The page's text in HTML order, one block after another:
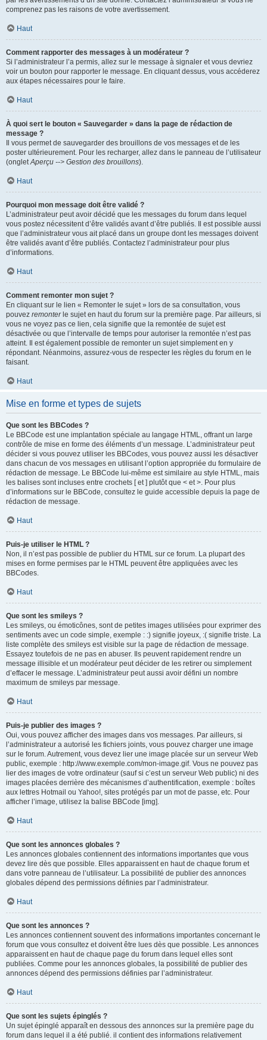
comprenez pas les raisons de votre avertissement.
Haut
Comment rapporter des messages à un modérateur ?
Si l’administrateur l’a permis, allez sur le message à signaler et vous devriez
voir un bouton pour rapporter le message. En cliquant dessus, vous accéderez
aux étapes nécessaires pour le faire.
Haut
À quoi sert le bouton « Sauvegarder » dans la page de rédaction de
message ?
Il vous permet de sauvegarder des brouillons de vos messages et de les
poster ultérieurement. Pour les recharger, allez dans le panneau de l’utilisateur
(ongletAperçu --> Gestion des brouillons).
Haut
Pourquoi mon message doit être validé ?
L’administrateur peut avoir décidé que les messages du forum dans lequel
vous postez nécessitent d’être validés avant d’être publiés. Il est possible aussi
que l’administrateur vous ait placé dans un groupe dont les messages doivent
être validés avant d’être publiés. Contactez l’administrateur pour plus
d’informations.
Haut
Comment remonter mon sujet ?
En cliquant sur le lien « Remonter le sujet » lors de sa consultation, vous
pouvez remonterle sujet en haut du forum sur la première page. Par ailleurs, si
vous ne voyez pas ce lien, cela signifie que la remontée de sujet est
désactivée ou que l’intervalle de temps pour autoriser la remontée n’est pas
atteint. Il est également possible de remonter un sujet simplement en y
répondant. Néanmoins, assurez-vous de respecter les règles du forum en le
faisant.
Haut
Mise en forme et types de sujets
Que sont les BBCodes ?
Le BBCode est une implantation spéciale au langage HTML, offrant un large
contrôle de mise en forme des éléments d’un message. L’administrateur peut
décider si vous pouvez utiliser les BBCodes, vous pouvez aussi les désactiver
dans chacun de vos messages en utilisant l’option appropriée du formulaire de
rédaction de message. Le BBCode lui-même est similaire au style HTML, mais
les balises sont incluses entre crochets [ et ] plutôt que < et >. Pour plus
d’informations sur le BBCode, consultez le guide accessible depuis la page de
rédaction de message.
Haut
Puis-je utiliser le HTML ?
Non, il n’est pas possible de publier du HTML sur ce forum. La plupart des
mises en forme permises par le HTML peuvent être appliquées avec les
BBCodes.
Haut
Que sont les smileys ?
Les smileys, ou émoticônes, sont de petites images utilisées pour exprimer des
sentiments avec un code simple, exemple : :) signifie joyeux, :( signifie triste. La
liste complète des smileys est visible sur la page de rédaction de message.
Essayez toutefois de ne pas en abuser. Ils peuvent rapidement rendre un
message illisible et un modérateur peut décider de les retirer ou simplement
d’effacer le message. L’administrateur peut aussi avoir défini un nombre
maximum de smileys par message.
Haut
Puis-je publier des images ?
Oui, vous pouvez afficher des images dans vos messages. Par ailleurs, si
l’administrateur a autorisé les fichiers joints, vous pouvez charger une image
sur le forum. Autrement, vous devez lier une image placée sur un serveur Web
public, exemple : http://www.exemple.com/mon-image.gif. Vous ne pouvez pas
lier des images de votre ordinateur (sauf si c’est un serveur Web public) ni des
images placées derrière des mécanismes d’authentification, exemple : boîtes
aux lettres Hotmail ou Yahoo!, sites protégés par un mot de passe, etc. Pour
afficher l’image, utilisez la balise BBCode [img].
Haut
Que sont les annonces globales ?
Les annonces globales contiennent des informations importantes que vous
devez lire dès que possible. Elles apparaissent en haut de chaque forum et
dans votre panneau de l’utilisateur. La possibilité de publier des annonces
globales dépend des permissions définies par l’administrateur.
Haut
Que sont les annonces ?
Les annonces contiennent souvent des informations importantes concernant le
forum que vous consultez et doivent être lues dès que possible. Les annonces
apparaissent en haut de chaque page du forum dans lequel elles sont
publiées. Comme pour les annonces globales, la possibilité de publier des
annonces dépend des permissions définies par l’administrateur.
Haut
Que sont les sujets épinglés ?
Un sujet épinglé apparaît en dessous des annonces sur la première page du
forum dans lequel il a été publié. il contient des informations relativement